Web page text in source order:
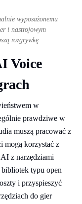
wyposażonemu
i nastrojowym
rozgrywkę
Voice
w
prawdziwe w
muszą pracować z
mogą korzystać z
z narzędziami
typu open
i przyspieszyć
do gier